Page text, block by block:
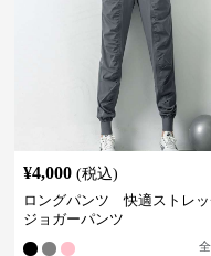
¥4,000 (税込)
ロングパンツ 快適ストレッ
ジョガーパンツ
全